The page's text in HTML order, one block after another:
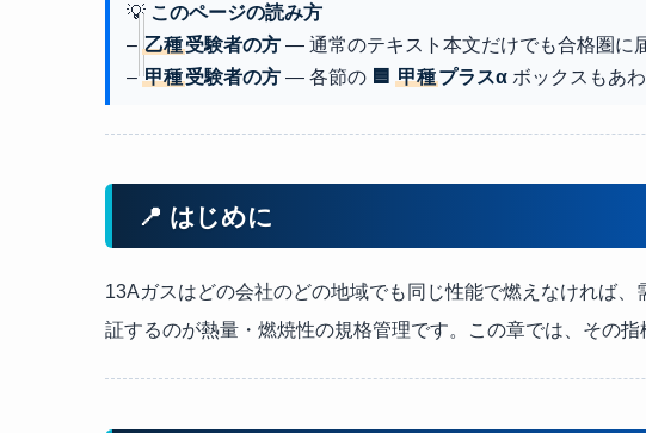
💡 このページの読み方
– 乙種受験者の方 — 通常のテキスト本文だけでも合格圏に
– 甲種受験者の方 — 各節の 🟦 甲種プラスα ボックスもあ
📍 はじめに
13Aガスはどの会社のどの地域でも同じ性能で燃えなければ
証するのが熱量・燃焼性の規格管理です。この章では、その指